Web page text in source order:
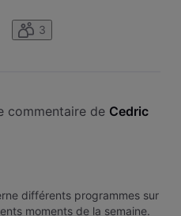
problème sur le réseau faut
3
commentaire de Cedric
différents programmes sur
moments de la semaine.